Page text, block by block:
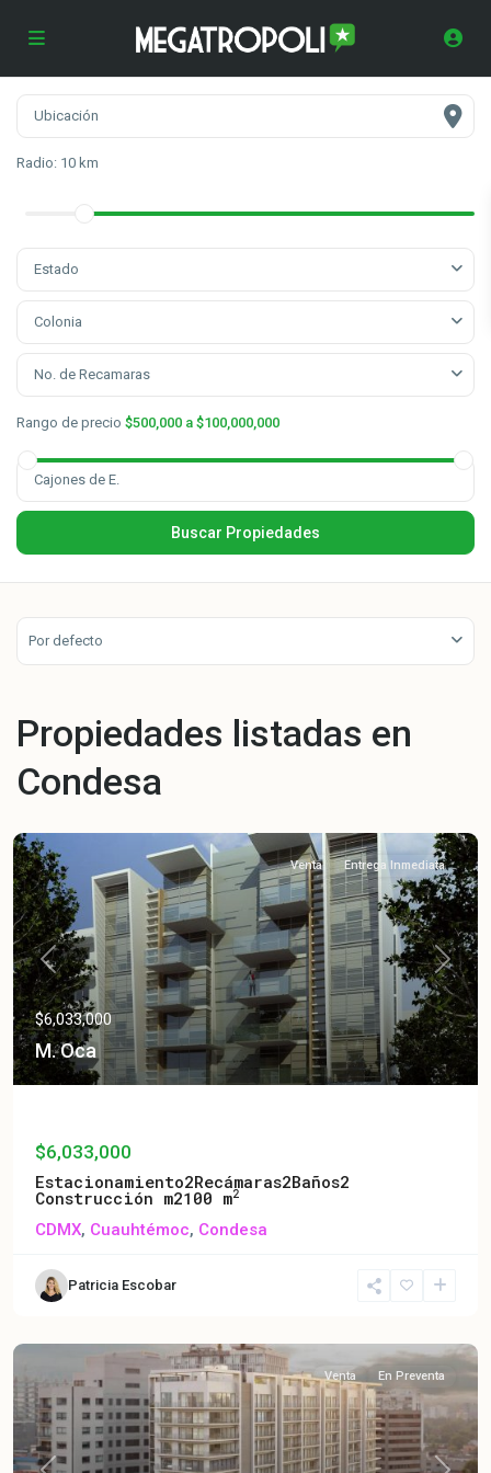
Radio: 10 km
Estado
Colonia
No. de Recamaras
Rango de precio $500,000 a $100,000,000
Por defecto
Propiedades listadas en
Condesa
Previous Next
Venta Entrega Inmediata
$6,033,000
M. Oca
$6,033,000
Estacionamiento2Recámaras2Baños2
Construcción m2100 m2
CDMX, Cuauhtémoc, Condesa
Patricia Escobar
Venta En Preventa